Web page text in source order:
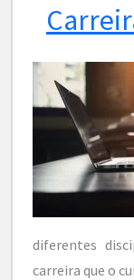
diferentes
carreira que o